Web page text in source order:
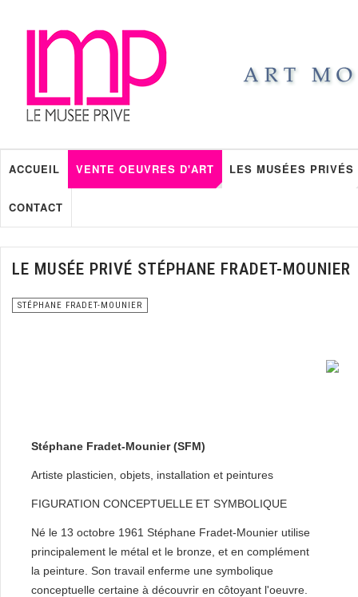
ACCUEIL VENTE OEUVRES D'ART LES MUSÉES PRIVÉS
CONTACT
LE MUSÉE PRIVÉ STÉPHANE FRADET-MOUNIER
STÉPHANE FRADET-MOUNIER
Stéphane Fradet-Mounier (SFM)
Artiste plasticien, objets, installation et peintures
FIGURATION CONCEPTUELLE ET SYMBOLIQUE
Né le 13 octobre 1961 Stéphane Fradet-Mounier utilise
principalement le métal et le bronze, et en complément
la peinture. Son travail enferme une symbolique
conceptuelle certaine à découvrir en côtoyant l'oeuvre.